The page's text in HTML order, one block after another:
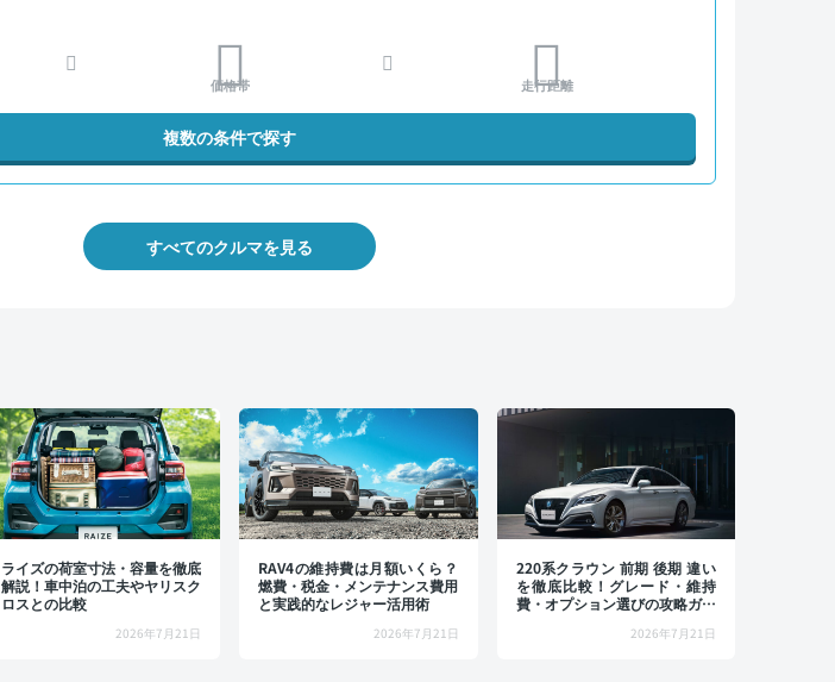
価格帯 走行距離
複数の条件で探す
すべてのクルマを見る
ライズの荷室寸法・容量を徹底
解説！車中泊の工夫やヤリスク
ロスとの比較
2026年7月21日
RAV4の維持費は月額いくら？
燃費・税金・メンテナンス費用
と実践的なレジャー活用術
2026年7月21日
220系クラウン 前期 後期 違い
を徹底比較！グレード・維持
費・オプション選びの攻略ガイ
2026年7月21日